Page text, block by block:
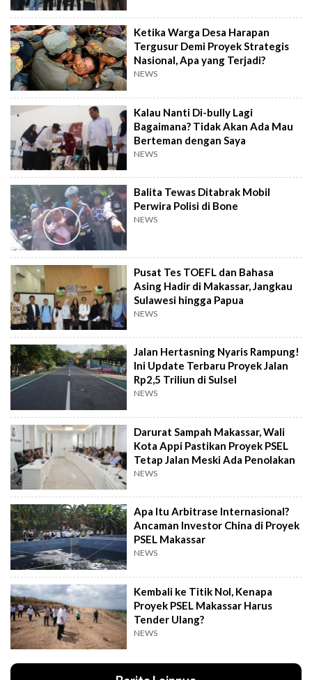
Ketika Warga Desa Harapan
Tergusur Demi Proyek Strategis
Nasional, Apa yang Terjadi?
NEWS
Kalau Nanti Di-bully Lagi
Bagaimana? Tidak Akan Ada Mau
Berteman dengan Saya
NEWS
Balita Tewas Ditabrak Mobil
Perwira Polisi di Bone
NEWS
Pusat Tes TOEFL dan Bahasa
Asing Hadir di Makassar, Jangkau
Sulawesi hingga Papua
NEWS
Jalan Hertasning Nyaris Rampung!
Ini Update Terbaru Proyek Jalan
Rp2,5 Triliun di Sulsel
NEWS
Darurat Sampah Makassar, Wali
Kota Appi Pastikan Proyek PSEL
Tetap Jalan Meski Ada Penolakan
NEWS
Apa Itu Arbitrase Internasional?
Ancaman Investor China di Proyek
PSEL Makassar
NEWS
Kembali ke Titik Nol, Kenapa
Proyek PSEL Makassar Harus
Tender Ulang?
NEWS